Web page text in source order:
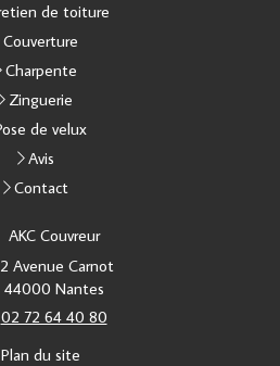
de toiture
Couverture
Charpente
Zinguerie
de velux
Avis
Contact
AKC Couvreur
Avenue Carnot
44000 Nantes
02 72 64 40 80
Plan du site